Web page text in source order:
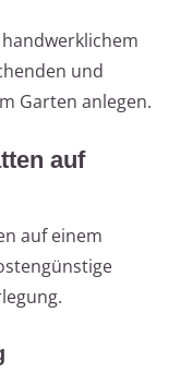
und
Garten anlegen.
auf
auf einem